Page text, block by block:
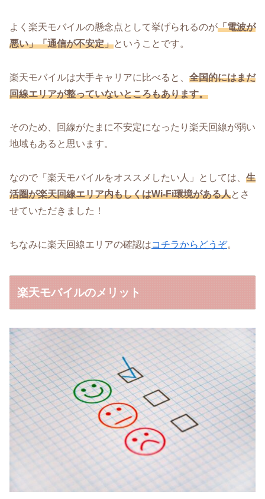
よく楽天モバイルの懸念点として挙げられるのが「電波が
悪い」「通信が不安定」ということです。
楽天モバイルは大手キャリアに比べると、 全国的にはまだ
回線エリアが整っていないところもあります。
そのため、回線がたまに不安定になったり楽天回線が弱い
地域もあると思います。
なので「楽天モバイルをオススメしたい人」としては、 生
活圏が楽天回線エリア内もしくはWi-Fi環境がある人とさ
せていただきました！
ちなみに楽天回線エリアの確認はコチラからどうぞ。
楽天モバイルのメリット